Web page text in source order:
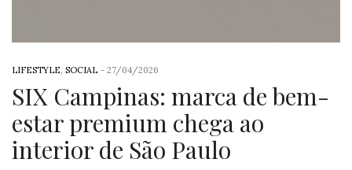
LIFESTYLE SOCIAL - 27/04/2026
SIX Campinas: marca de bem-
estar premium chega ao
interior de São Paulo